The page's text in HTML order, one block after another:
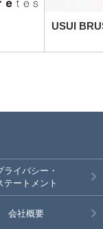
USUI
ライバシー・
テートメント
会社概要